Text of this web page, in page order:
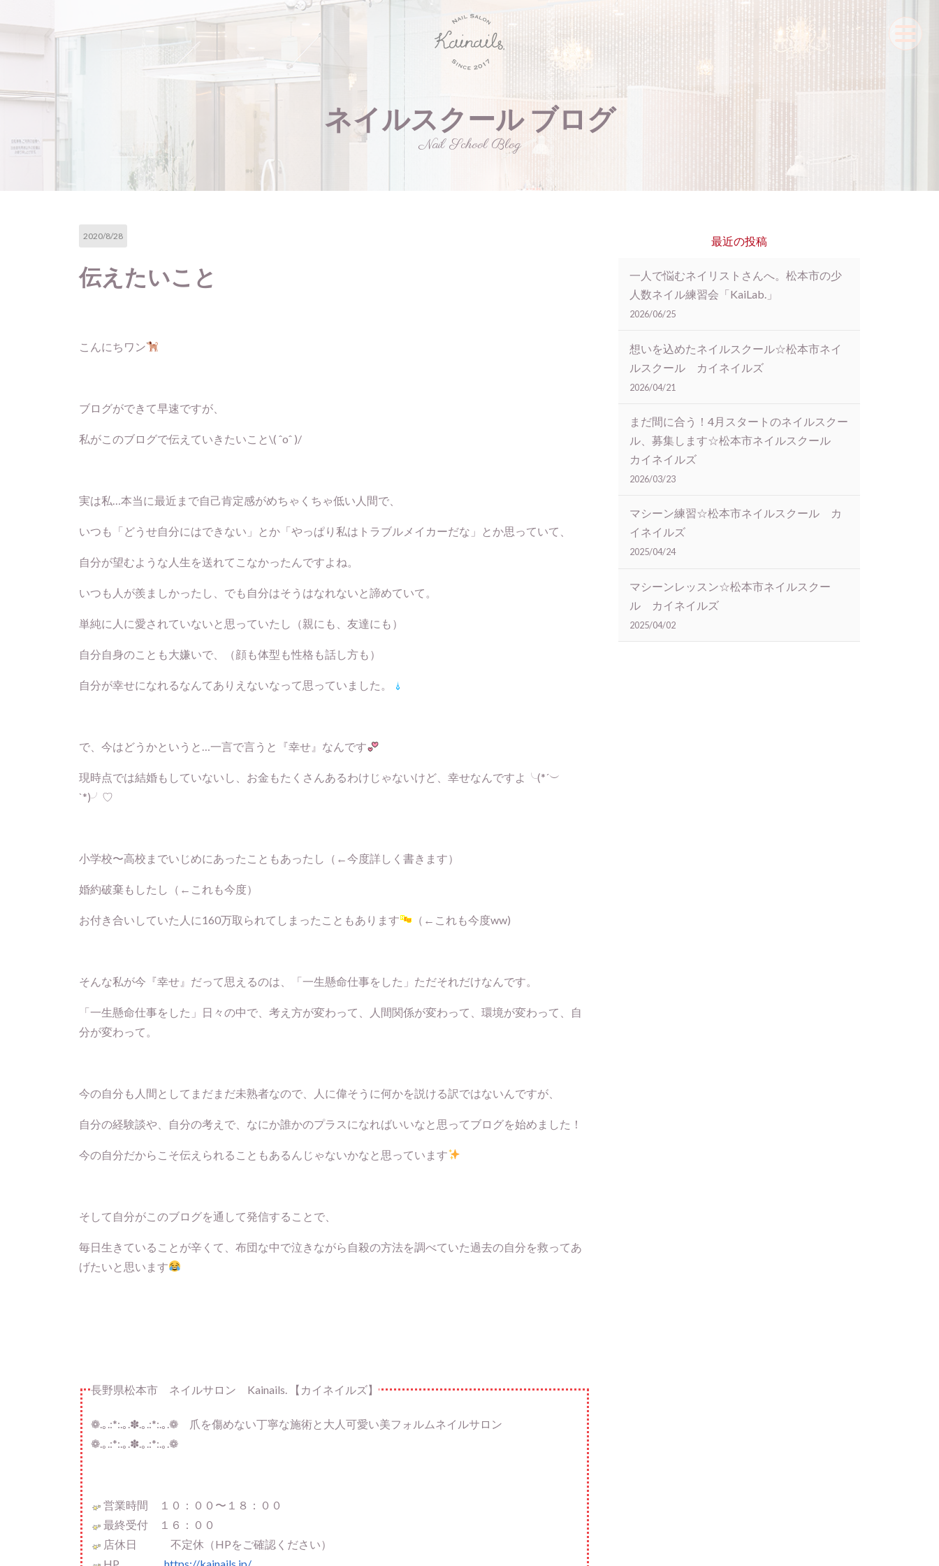
ネイルスクール ブログ
Nail School Blog
2020/8/28
伝えたいこと
こんにちワン
ブログができて早速ですが、
私がこのブログで伝えていきたいこと\( ˆoˆ )/
実は私…本当に最近まで自己肯定感がめちゃくちゃ低い人間で、
いつも「どうせ自分にはできない」とか「やっぱり私はトラブルメイカーだな」とか思っていて、
自分が望むような人生を送れてこなかったんですよね。
いつも人が羨ましかったし、でも自分はそうはなれないと諦めていて。
単純に人に愛されていないと思っていたし（親にも、友達にも）
自分自身のことも大嫌いで、（顔も体型も性格も話し方も）
自分が幸せになれるなんてありえないなって思っていました。
で、今はどうかというと…一言で言うと『幸せ』なんです
現時点では結婚もしていないし、お金もたくさんあるわけじゃないけど、幸せなんですよ╰(*´︶
`*)╯♡
小学校〜高校までいじめにあったこともあったし（←今度詳しく書きます）
婚約破棄もしたし（←これも今度）
お付き合いしていた人に160万取られてしまったこともあります （←これも今度ww)
そんな私が今『幸せ』だって思えるのは、「一生懸命仕事をした」ただそれだけなんです。
「一生懸命仕事をした」日々の中で、考え方が変わって、人間関係が変わって、環境が変わって、自
分が変わって。
今の自分も人間としてまだまだ未熟者なので、人に偉そうに何かを説ける訳ではないんですが、
自分の経験談や、自分の考えで、なにか誰かのプラスになればいいなと思ってブログを始めました！
今の自分だからこそ伝えられることもあるんじゃないかなと思っています
そして自分がこのブログを通して発信することで、
毎日生きていることが辛くて、布団な中で泣きながら自殺の方法を調べていた過去の自分を救ってあ
げたいと思います
長野県松本市 ネイルサロン Kainails. 【カイネイルズ】
❁.｡.:*:.｡.✽.｡.:*:.｡.❁ 爪を傷めない丁寧な施術と大人可愛い美フォルムネイルサロン
❁.｡.:*:.｡.✽.｡.:*:.｡.❁
営業時間 １０：００〜１８：００
最終受付 １６：００
店休日 不定休（HPをご確認ください）
最近の投稿
一人で悩むネイリストさんへ。松本市の少
人数ネイル練習会「KaiLab.」
2026/06/25
想いを込めたネイルスクール☆松本市ネイ
ルスクール カイネイルズ
2026/04/21
まだ間に合う！4月スタートのネイルスクー
ル、募集します☆松本市ネイルスクール
カイネイルズ
2026/03/23
マシーン練習☆松本市ネイルスクール カ
イネイルズ
2025/04/24
マシーンレッスン☆松本市ネイルスクー
ル カイネイルズ
2025/04/02